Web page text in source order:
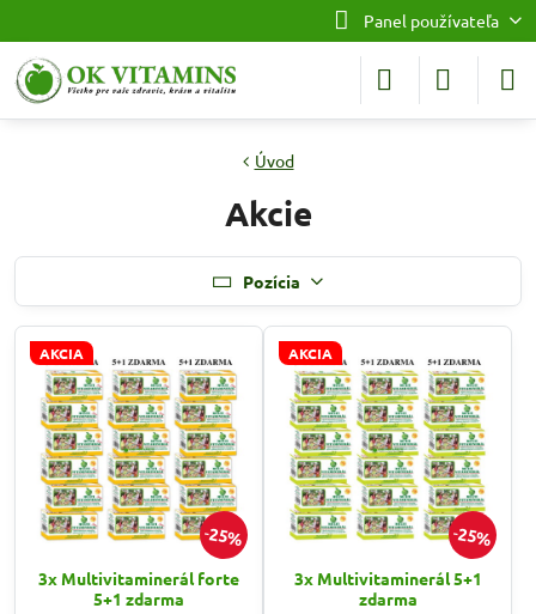
Panel používateľa
Úvod
Akcie
Pozícia
25%
AKCIA
3x Multivitaminerál forte
5+1 zdarma
25%
AKCIA
3x Multivitaminerál 5+1
zdarma